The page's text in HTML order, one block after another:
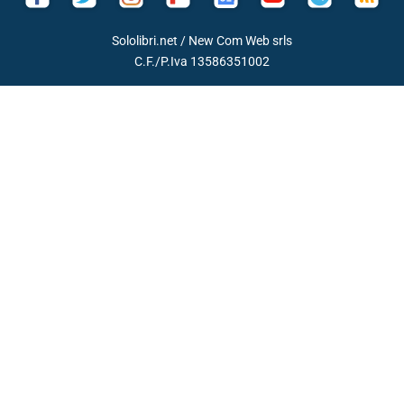
Sololibri.net / New Com Web srls
C.F./P.Iva 13586351002